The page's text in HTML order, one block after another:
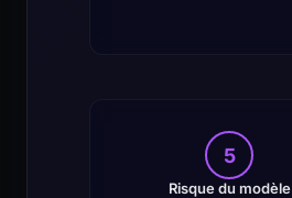
5
Risque du modèle